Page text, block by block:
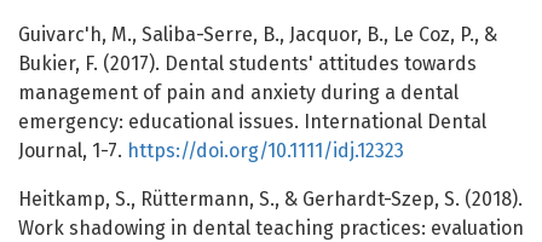
Guivarc'h, M., Saliba-Serre, B., Jacquor, B., Le Coz, P., &
Bukier, F. (2017). Dental students' attitudes towards
management of pain and anxiety during a dental
emergency: educational issues. International Dental
Journal, 1-7. https://doi.org/10.1111/idj.12323
Heitkamp, S., Rüttermann, S., & Gerhardt-Szep, S. (2018).
Work shadowing in dental teaching practices: evaluation